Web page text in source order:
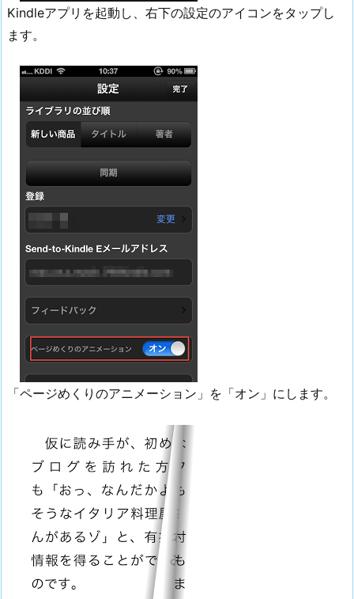
Kindleアプリを起動し、右下の設定のアイコンをタップし
ます。
「ページめくりのアニメーション」を「オン」にします。